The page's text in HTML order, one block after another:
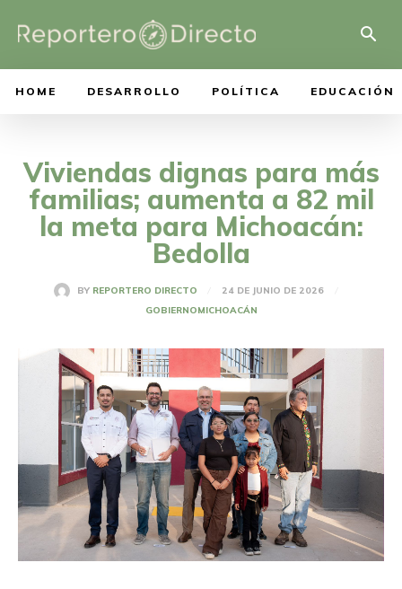
HOME DESARROLLO POLÍTICA EDUCACIÓN
Viviendas dignas para más
familias; aumenta a 82 mil
la meta para Michoacán:
Bedolla
BY REPORTERO DIRECTO
24 DE JUNIO DE 2026
GOBIERNOMICHOACÁN